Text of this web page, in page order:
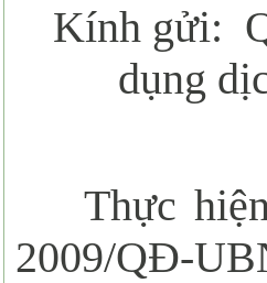
Kính gửi:
dụng
Thực
2009/QĐ-